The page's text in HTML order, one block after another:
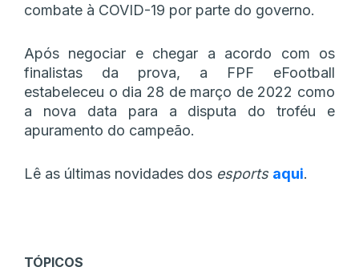
combate à COVID-19 por parte do governo.
Após negociar e chegar a acordo com os
finalistas da prova, a FPF eFootball
estabeleceu o dia 28 de março de 2022 como
a nova data para a disputa do troféu e
apuramento do campeão.
Lê as últimas novidades dos esports aqui.
TÓPICOS